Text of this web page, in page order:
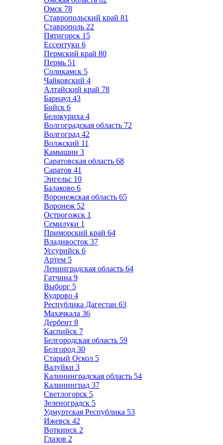
Омск 78
Ставропольский край 81
Ставрополь 22
Пятигорск 15
Ессентуки 6
Пермский край 80
Пермь 51
Соликамск 5
Чайковский 4
Алтайский край 78
Барнаул 43
Бийск 6
Белокуриха 4
Волгоградская область 72
Волгоград 42
Волжский 11
Камышин 3
Саратовская область 68
Саратов 41
Энгельс 10
Балаково 6
Воронежская область 65
Воронеж 52
Острогожск 1
Семилуки 1
Приморский край 64
Владивосток 37
Уссурийск 6
Артем 5
Ленинградская область 64
Гатчина 9
Выборг 5
Кудрово 4
Республика Дагестан 63
Махачкала 36
Дербент 8
Каспийск 7
Белгородская область 59
Белгород 30
Старый Оскол 5
Валуйки 3
Калининградская область 54
Калининград 37
Светлогорск 5
Зеленоградск 5
Удмуртская Республика 53
Ижевск 42
Воткинск 2
Глазов 2